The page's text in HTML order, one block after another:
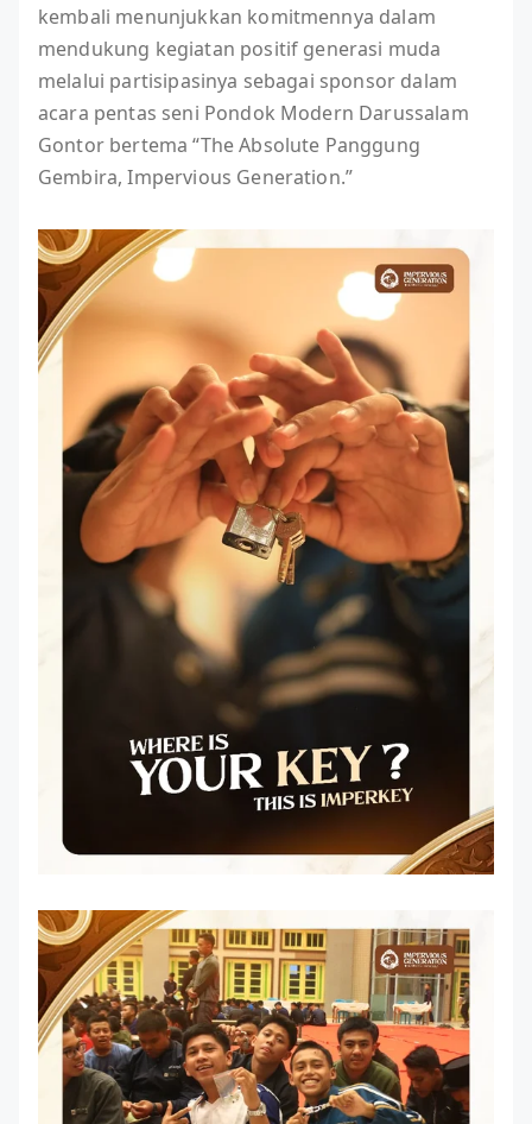
kembali menunjukkan komitmennya dalam
mendukung kegiatan positif generasi muda
melalui partisipasinya sebagai sponsor dalam
acara pentas seni Pondok Modern Darussalam
Gontor bertema “The Absolute Panggung
Gembira, Impervious Generation.”